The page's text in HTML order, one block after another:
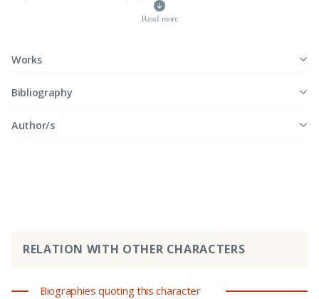
Read more
Works
Bibliography
Author/s
RELATION WITH OTHER CHARACTERS
Biographies quoting this character